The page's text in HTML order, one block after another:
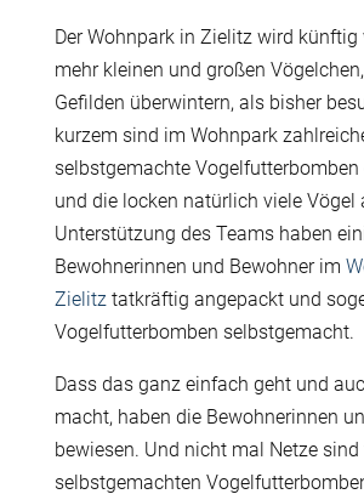
Der Wohnpark in Zielitz wird künftig
mehr kleinen und großen
Gefilden überwintern, als bisher
kurzem sind im Wohnpark
selbstgemachte
und die locken natürlich viele Vögel
Unterstützung des Teams haben
Bewohnerinnen und Bewohner im
Zielitztatkräftig angepackt und
Vogelfutterbomben selbstgemacht.
Dass das ganz einfach geht und
macht, haben die Bewohnerinnen
bewiesen. Und nicht mal Netze sind
selbstgemachten